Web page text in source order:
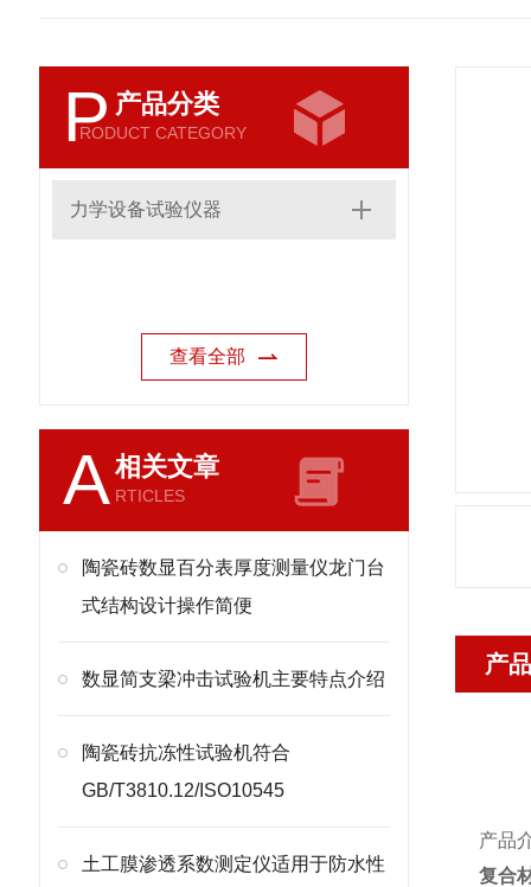
P 产品分类
RODUCT CATEGORY
力学设备试验仪器
查看全部
A相关文章
RTICLES
陶瓷砖数显百分表厚度测量仪龙门台
式结构设计操作简便
​数显简支梁冲击试验机主要特点介绍
陶瓷砖抗冻性试验机符合
GB/T3810.12/ISO10545
土工膜渗透系数测定仪适用于防水性
产
产品
复合